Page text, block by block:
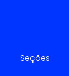
Seções